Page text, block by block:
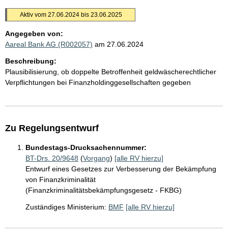
Aktiv vom 27.06.2024 bis 23.06.2025
Angegeben von:
Aareal Bank AG (R002057) am 27.06.2024
Beschreibung:
Plausibilisierung, ob doppelte Betroffenheit geldwäscherechtlicher
Verpflichtungen bei Finanzholdinggesellschaften gegeben
Zu Regelungsentwurf
Bundestags-Drucksachennummer:
BT-Drs. 20/9648 (Vorgang) [alle RV hierzu]
Entwurf eines Gesetzes zur Verbesserung der Bekämpfung
von Finanzkriminalität
(Finanzkriminalitätsbekämpfungsgesetz - FKBG)
Zuständiges Ministerium: BMF [alle RV hierzu]